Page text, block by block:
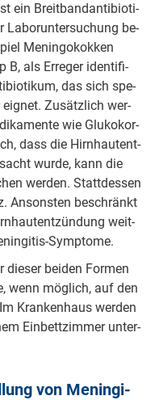
ein Breit­band­an­ti­bio­ti­
La­bo­run­ter­su­chung be­
Me­nin­go­kok­ken
B, als Er­re­ger iden­ti­fi­
das sich spe­
eig­net. Zu­sätz­lich wer­
wie Glu­ko­kor­
dass die Hirn­haut­ent­
wur­de, kann die
wer­den. Statt­des­sen
An­son­sten be­schränkt
weit­
Symp­to­me.
bei­den For­men
wenn mög­lich, auf den
Kran­ken­haus wer­den
Ein­bett­zim­mer un­ter­
von Me­nin­gi­